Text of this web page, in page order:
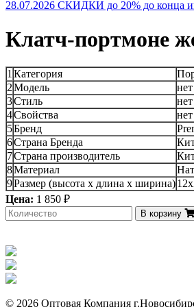
28.07.2026 СКИДКИ до 20% до конца
Клатч-портмоне
1 Категория
2Модель
нет
3Стиль
нет
4Свойства
нет
5Бренд
6Страна Бренда
7Страна производитель
8Материал
9Размер (высота х длина х ширина)
Цена: 1 850 ₽
В корзину
© 2026 Оптовая Компания